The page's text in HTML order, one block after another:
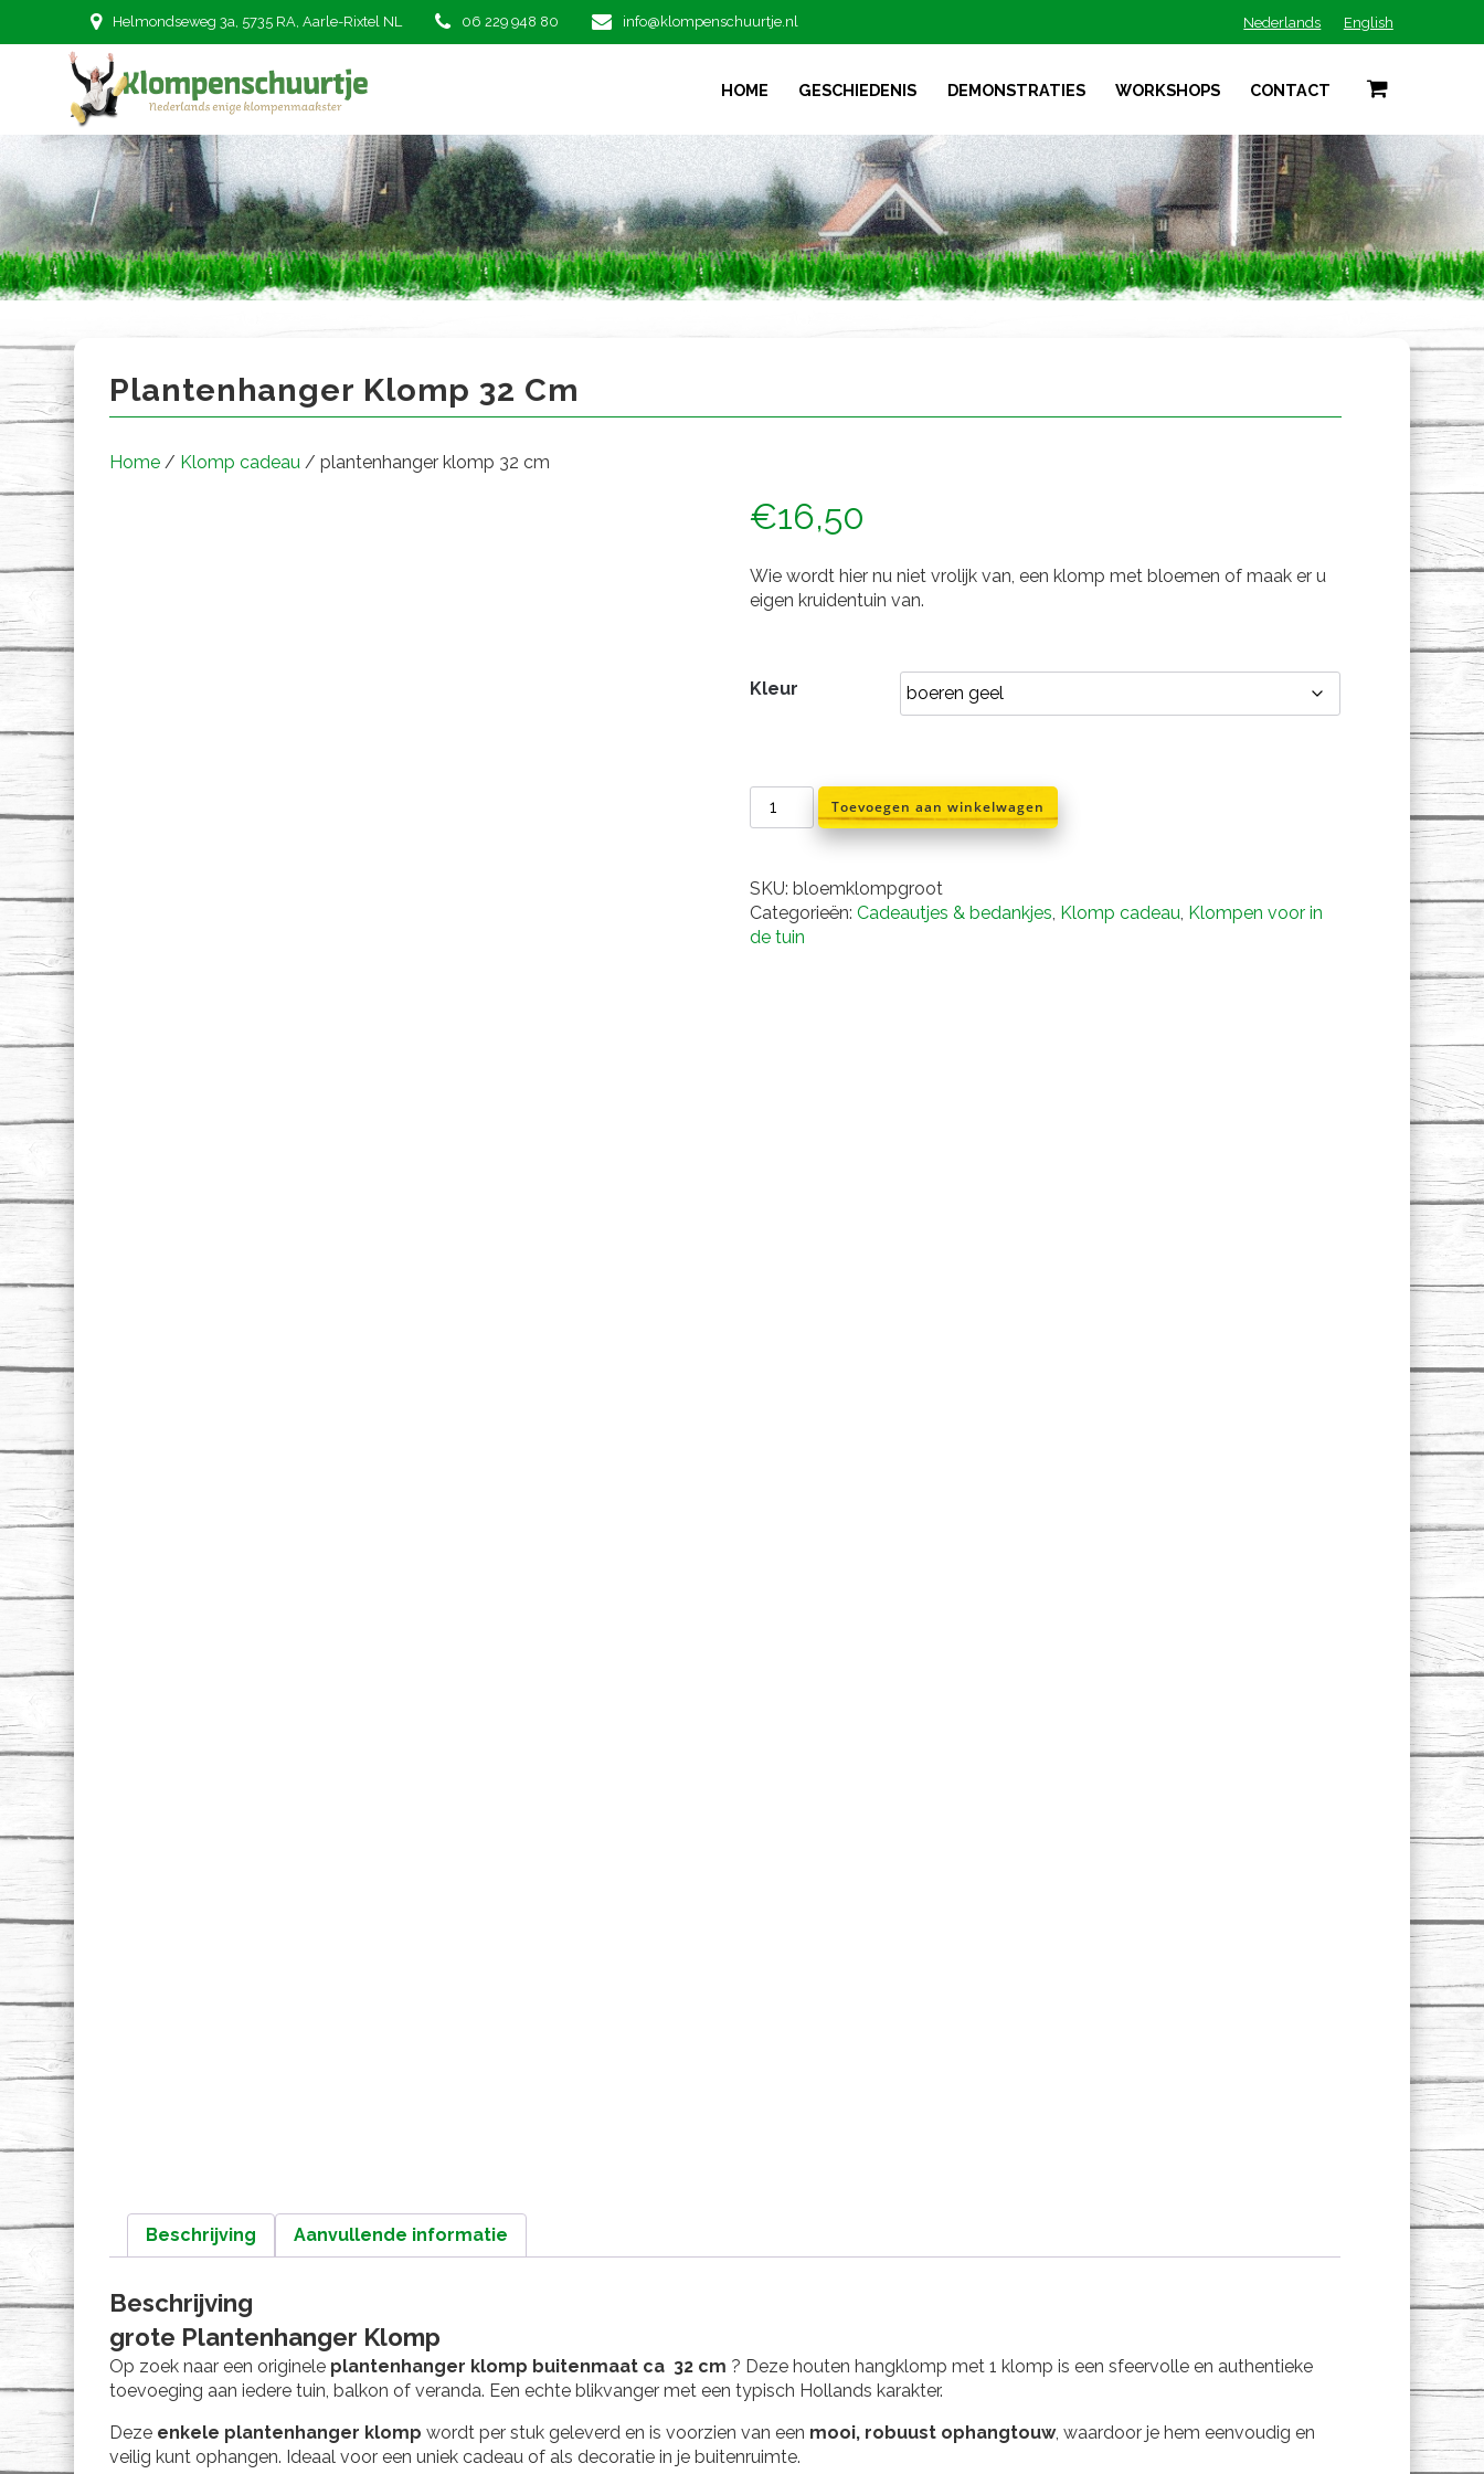
Helmondseweg 3a, 5735 RA, Aarle-Rixtel NL 06 229 948 80 info@klompenschuurtje.nl Nederlands English
HOME GESCHIEDENIS DEMONSTRATIES WORKSHOPS CONTACT
plantenhanger klomp 32 cm
Plantenhanger Klomp 32 Cm
Home / Klomp cadeau / plantenhanger klomp 32 cm
€16,50
Wie wordt hier nu niet vrolijk van, een klomp met bloemen of maak er u
eigen kruidentuin van.
Kleur
plantenhanger
klomp
aantal
Toevoegen aan winkelwagen
SKU:bloemklompgroot
Categorieën:Cadeautjes & bedankjes, Klomp cadeau, Klompen voor in
de tuin
Beschrijving Aanvullende informatie
Beschrijving
grote Plantenhanger Klomp
Op zoek naar een originele plantenhanger klomp buitenmaat ca 32 cm ? Deze houten hangklomp met 1 klomp is een sfeervolle en authentieke
toevoeging aan iedere tuin, balkon of veranda. Een echte blikvanger met een typisch Hollands karakter.
Deze enkele plantenhanger klomp wordt per stuk geleverd en is voorzien van een mooi, robuust ophangtouw, waardoor je hem eenvoudig en
veilig kunt ophangen. Ideaal voor een uniek cadeau of als decoratie in je buitenruimte.